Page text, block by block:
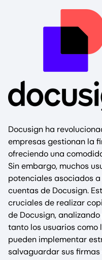
Docusign ha
empresas gestionan la
ofreciendo una
Sin embargo, muchos
potenciales asociados
cuentas de Docusign.
cruciales de realizar
de Docusign,
tanto los usuarios como
pueden implementar
salvaguardar sus